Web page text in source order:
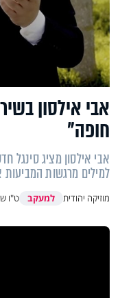
אבי אילסון
חופה"
אבי אילסון מציג סינגל
למילים מרגשות
מוזיקה יהודית למעקב ט"ו